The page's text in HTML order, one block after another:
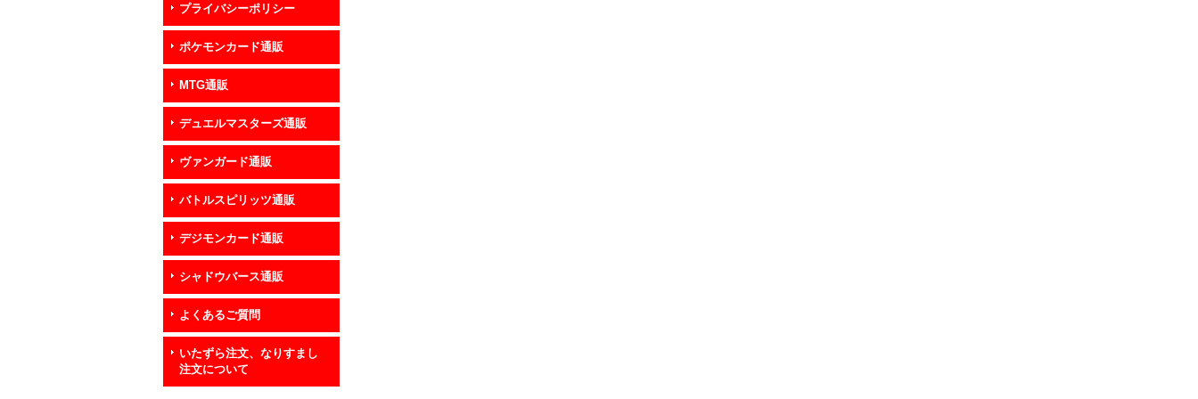
プライバシーポリシー
ポケモンカード通販
MTG通販
デュエルマスターズ通販
ヴァンガード通販
バトルスピリッツ通販
デジモンカード通販
シャドウバース通販
よくあるご質問
いたずら注文、なりすまし
注文について